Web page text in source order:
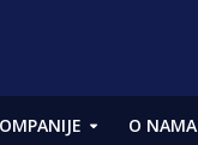
O NAMA